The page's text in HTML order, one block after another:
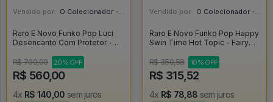
Vendido por: O Colecionador - SP
Raro E Novo Funko Pop Luci
Desencanto Com Protetor -
R$ 700,00
20% OFF
R$ 560,00
4x R$ 140,00 sem juros
Vendido por: O Colecionador - SP
Raro E Novo Funko Pop Happy
Swin Time Hot Topic - Fairy
R$ 350,58
10% OFF
R$ 315,52
4x R$ 78,88 sem juros